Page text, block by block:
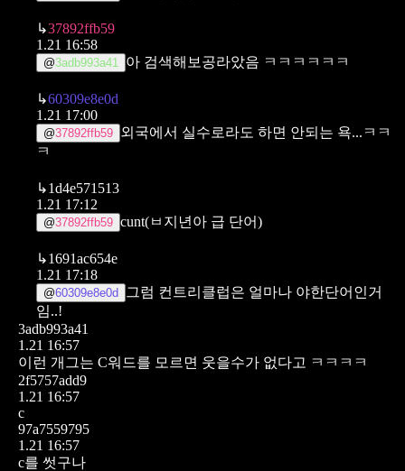
↳37892ffb59
1.21 16:58
@3adb993a41 아 검색해보공라았음 ㅋㅋㅋㅋㅋㅋ
↳60309e8e0d
1.21 17:00
@37892ffb59 외국에서 실수로라도 하면 안되는 욕...ㅋㅋ
ㅋ
↳1d4e571513
1.21 17:12
@37892ffb59 cunt(ㅂ지년아 급 단어)
↳1691ac654e
1.21 17:18
@60309e8e0d
그럼 컨트리클럽은 얼마나 야한단어인거
임..!
3adb993a41
1.21 16:57
이런 개그는 C워드를 모르면 웃을수가 없다고 ㅋㅋㅋㅋ
2f5757add9
1.21 16:57
c
97a7559795
1.21 16:57
c를 썻구나